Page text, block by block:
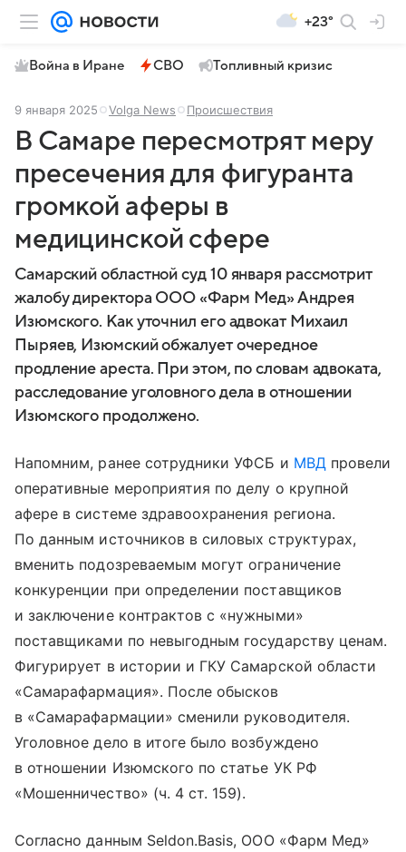
+23°
Война в Иране СВО Топливный кризис
9 января 2025 Volga News Происшествия
В Самаре пересмотрят меру
пресечения для фигуранта
громкой аферы в
медицинской сфере
Самарский областной суд 10 января рассмотрит
жалобу директора ООО «Фарм Мед» Андрея
Изюмского. Как уточнил его адвокат Михаил
Пыряев, Изюмский обжалует очередное
продление ареста. При этом, по словам адвоката,
расследование уголовного дела в отношении
Изюмского продолжено.
Напомним, ранее сотрудники УФСБ и МВДпровели
оперативные мероприятия по делу о крупной
афере в системе здравоохранения региона.
По данным источников в силовых структурах,
вменить подозреваемым могут ограничение
конкуренции при определении поставщиков
и заключение контрактов с «нужными»
поставщиками по невыгодным государству ценам.
Фигурирует в истории и ГКУ Самарской области
«Самарафармация». После обысков
в «Самарафармации» сменили руководителя.
Уголовное дело в итоге было возбуждено
в отношении Изюмского по статье УК РФ
«Мошенничество» (ч. 4 ст. 159).
Согласно данным Seldon.Basis, ООО «Фарм Мед»